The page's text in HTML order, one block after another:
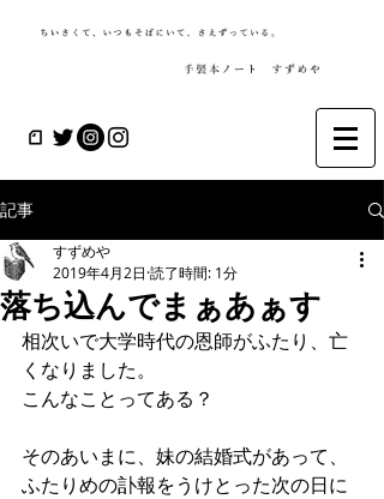
記事
落ち込んでまぁあぁす
すずめや
2019年4月2日 読了時間: 1分
相次いで大学時代の恩師がふたり、亡
くなりました。
こんなことってある？
そのあいまに、妹の結婚式があって、
ふたりめの訃報をうけとった次の日に